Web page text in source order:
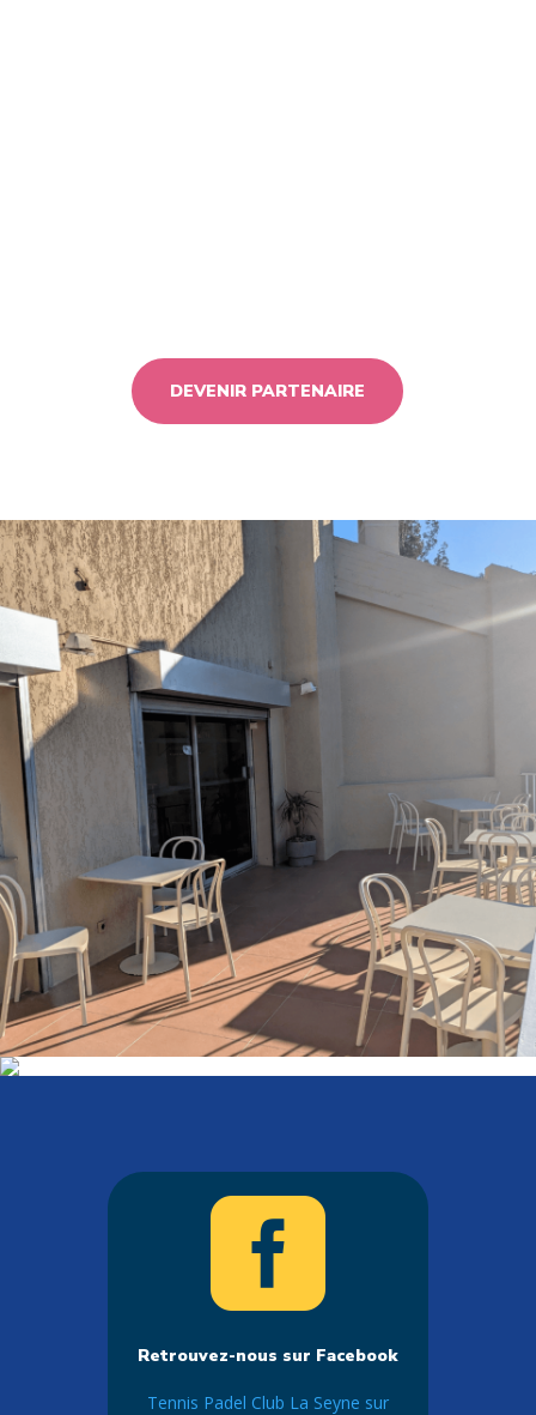
DEVENIR PARTENAIRE

Retrouvez-nous sur Facebook
Tennis Padel Club La Seyne sur